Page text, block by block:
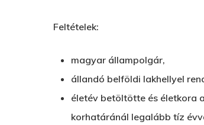
Feltételek:
magyar állampolgár,
állandó belföldi lakhellyel
életév betöltötte és életkora
korhatáránál legalább tíz